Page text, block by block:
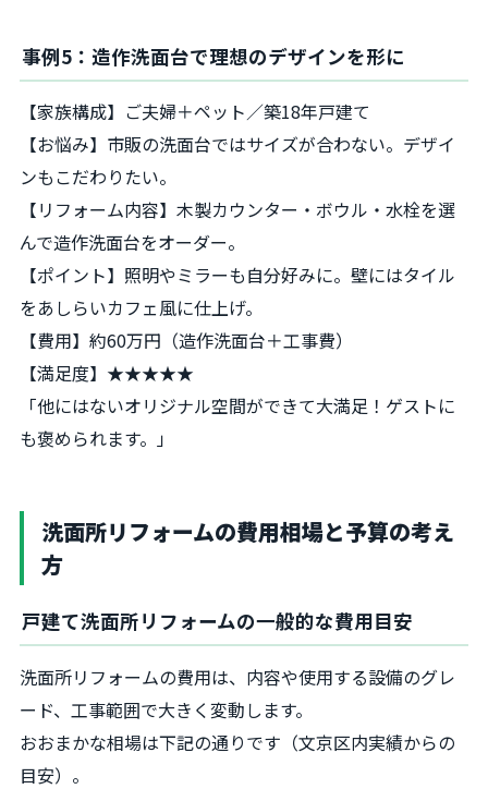
事例5：造作洗面台で理想のデザインを形に
【家族構成】ご夫婦＋ペット／築18年戸建て
【お悩み】市販の洗面台ではサイズが合わない。デザイ
ンもこだわりたい。
【リフォーム内容】木製カウンター・ボウル・水栓を選
んで造作洗面台をオーダー。
【ポイント】照明やミラーも自分好みに。壁にはタイル
をあしらいカフェ風に仕上げ。
【費用】約60万円（造作洗面台＋工事費）
【満足度】★★★★★
「他にはないオリジナル空間ができて大満足！ゲストに
も褒められます。」
洗面所リフォームの費用相場と予算の考え
方
戸建て洗面所リフォームの一般的な費用目安
洗面所リフォームの費用は、内容や使用する設備のグレ
ード、工事範囲で大きく変動します。
おおまかな相場は下記の通りです（文京区内実績からの
目安）。